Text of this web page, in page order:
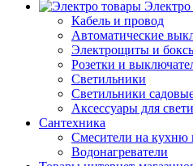
Кабель и провод
Автоматические
Электрощиты и
Розетки и
Светильники
Светильники
Аксессуары для
Сантехника
Смесители на кухню
Водонагреватели